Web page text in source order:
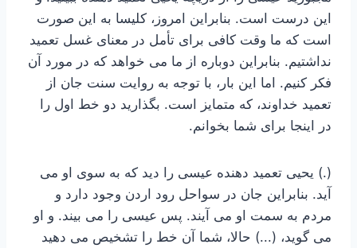
این درست است. بنابراین امروز، کلیسا به این صورت
است که ما وقت کافی برای تأمل در معنای غسل تعمید
نداشتیم. بنابراین دوباره از ما می خواهد که در مورد آن
فکر کنیم. اما این بار، با توجه به روایت سنت جان از
تعمید خداوند، که متمایز است. بگذارید دو خط اول را
در اینجا برای شما بخوانم.
(.) یحیی تعمید دهنده عیسی را دید که به سوی او می
آید. بنابراین جان در سواحل رود اردن وجود دارد و
مردم به سمت او می آیند. پس عیسی را می بیند. و او
می گوید، (...) حالا، شما آن خط را تشخیص می دهید